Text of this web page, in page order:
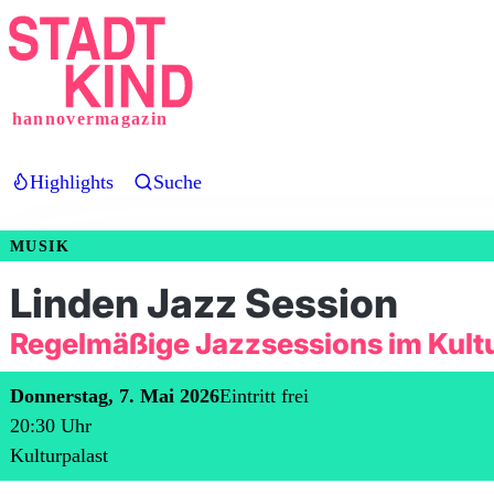
Direkt
zum
hannovermagazin
Highlights Suche
MUSIK
Linden Jazz Session
Regelmäßige Jazzsessions im
Donnerstag, 7. Mai 2026
20:30 Uhr
Kulturpalast
Eintritt frei